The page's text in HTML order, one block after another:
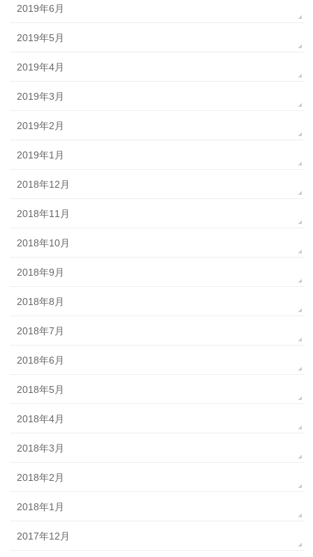
2019年6月
2019年5月
2019年4月
2019年3月
2019年2月
2019年1月
2018年12月
2018年11月
2018年10月
2018年9月
2018年8月
2018年7月
2018年6月
2018年5月
2018年4月
2018年3月
2018年2月
2018年1月
2017年12月